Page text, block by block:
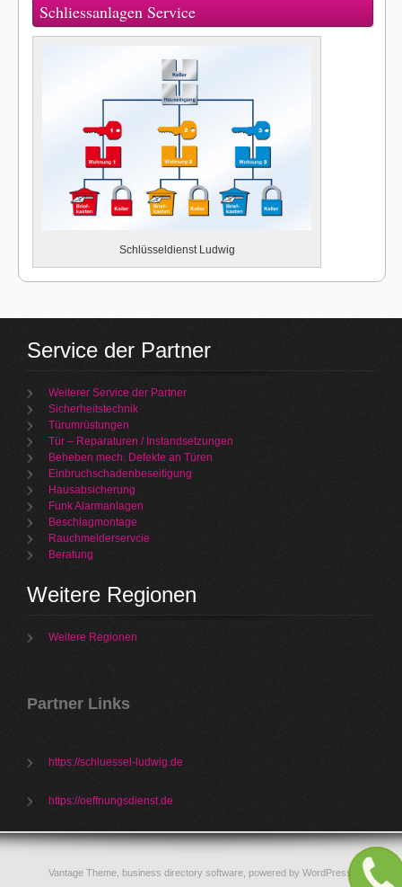
Schliessanlagen Service
Schlüsseldienst Ludwig
Service der Partner
Weiterer Service der Partner
Sicherheitstechnik
Türumrüstungen
Tür – Reparaturen / Instandsetzungen
Beheben mech. Defekte an Türen
Einbruchschadenbeseitigung
Hausabsicherung
Funk Alarmanlagen
Beschlagmontage
Rauchmelderservcie
Beratung
Weitere Regionen
Weitere Regionen
Partner Links
https://schluessel-ludwig.de
https://oeffnungsdienst.de
Vantage Theme, business directory software, powered by WordPress